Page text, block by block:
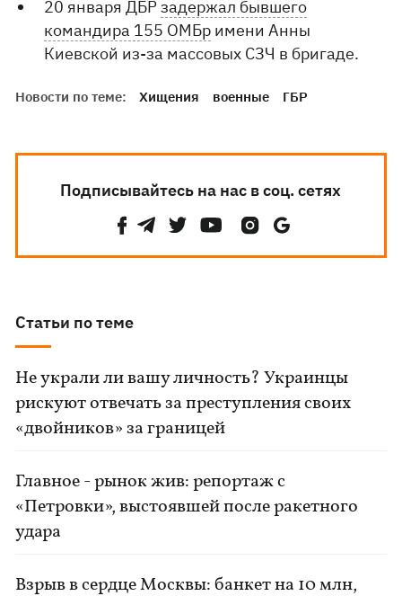
20 января ДБРзадержал бывшего
командира 155 ОМБр имени Анны
Киевской из-за массовых СЗЧ в бригаде.
Новости по теме: Хищения военные ГБР
Подписывайтесь на нас в соц. сетях
Статьи по теме
Не украли ли вашу личность? Украинцы
рискуют отвечать за преступления своих
«двойников» за границей
Главное - рынок жив: репортаж с
«Петровки», выстоявшей после ракетного
удара
Взрыв в сердце Москвы: банкет на 10 млн,